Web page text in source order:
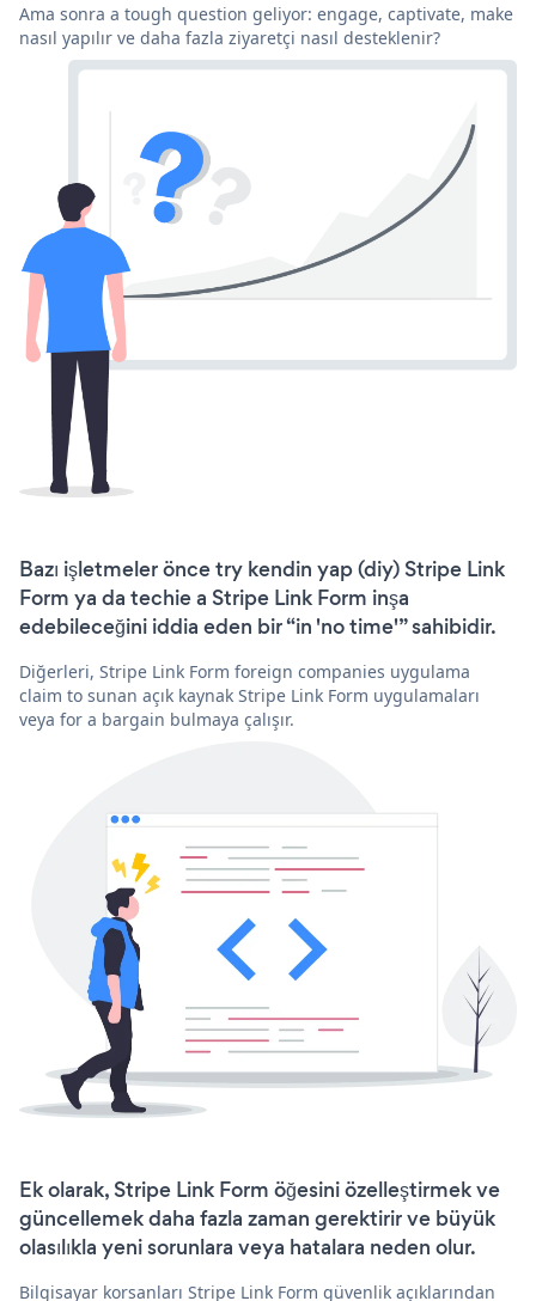
Ama sonra a tough question geliyor: engage, captivate, make
nasıl yapılır ve daha fazla ziyaretçi nasıl desteklenir?
Bazı işletmeler önce try kendin yap (diy) Stripe Link
Form ya da techie a Stripe Link Form inşa
edebileceğini iddia eden bir “in 'no time'” sahibidir.
Diğerleri, Stripe Link Form foreign companies uygulama
claim to sunan açık kaynak Stripe Link Form uygulamaları
veya for a bargain bulmaya çalışır.
Ek olarak, Stripe Link Form öğesini özelleştirmek ve
güncellemek daha fazla zaman gerektirir ve büyük
olasılıkla yeni sorunlara veya hatalara neden olur.
Bilgisayar korsanları Stripe Link Form güvenlik açıklarından